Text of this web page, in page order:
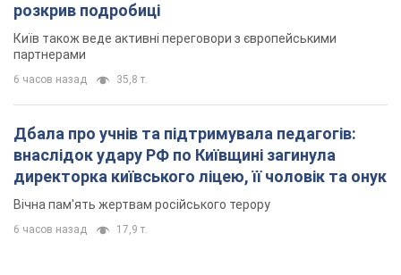
розкрив подробиці
Київ також веде активні переговори з європейськими
партнерами
6 часов назад 35,8 т.
Дбала про учнів та підтримувала педагогів:
внаслідок удару РФ по Київщині загинула
директорка київського ліцею, її чоловік та онук
Вічна пам'ять жертвам російського терору
6 часов назад 17,9 т.